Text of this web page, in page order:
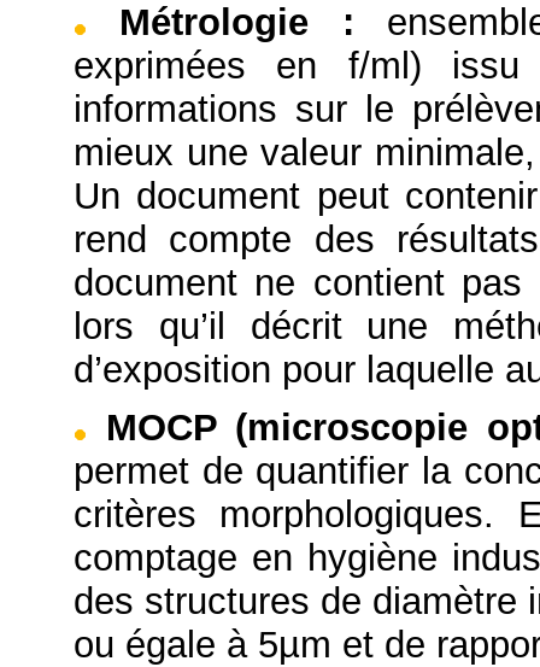
Métrologie :
exprimées en f/ml) issu
informations sur le
mieux une valeur
Un document peut
rend compte des
document ne contient
lors qu’il décrit une
d’exposition pour laquelle
MOCP (microscopie
permet de quantifier la
critères
comptage en hygiène
des structures de diamètre
ou égale à 5µm et de